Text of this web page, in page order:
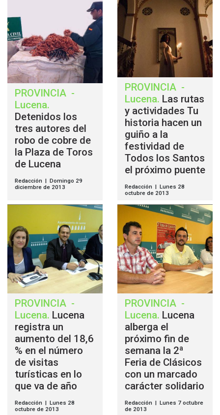
PROVINCIA -
Lucena.
Detenidos los
tres autores del
robo de cobre de
la Plaza de Toros
de Lucena
Redacción | Domingo 29
diciembre de 2013
PROVINCIA -
Lucena. Las rutas
y actividades Tu
historia hacen un
guiño a la
festividad de
Todos los Santos
el próximo puente
Redacción | Lunes 28
octubre de 2013
PROVINCIA -
Lucena. Lucena
registra un
aumento del 18,6
% en el número
de visitas
turísticas en lo
que va de año
Redacción | Lunes 28
octubre de 2013
PROVINCIA -
Lucena. Lucena
alberga el
próximo fin de
semana la 2ª
Feria de Clásicos
con un marcado
carácter solidario
Redacción | Lunes 7 octubre
de 2013